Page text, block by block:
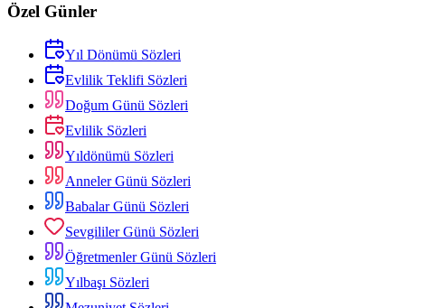
Özel Günler
Yıl Dönümü Sözleri
Evlilik Teklifi Sözleri
Doğum Günü Sözleri
Evlilik Sözleri
Yıldönümü Sözleri
Anneler Günü Sözleri
Babalar Günü Sözleri
Sevgililer Günü Sözleri
Öğretmenler Günü Sözleri
Yılbaşı Sözleri